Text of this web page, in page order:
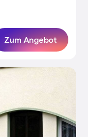
Zum Angebot